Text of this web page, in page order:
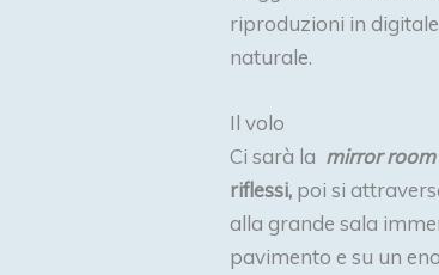
riproduzioni in
naturale.
Il volo
Ci sarà la mirror room
riflessi, poi si
alla grande sala
pavimento e su un